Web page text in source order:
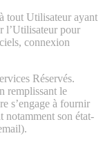
tout Utilisateur ayant
l’Utilisateur pour
connexion
Réservés.
remplissant le
s’engage à fournir
notamment son état-